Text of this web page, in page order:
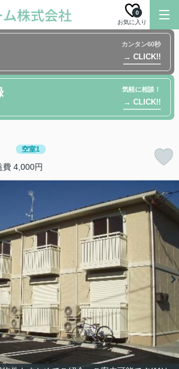
お気に入り
0
カンタン60秒
→ CLICK!!
気軽に相談！
→ CLICK!!
空室1
費 4,000円